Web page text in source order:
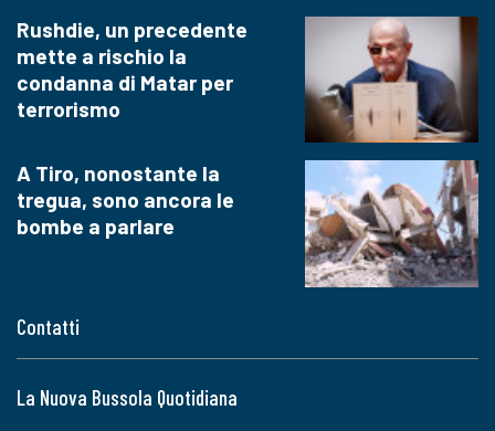
Contatti
La Nuova Bussola Quotidiana
Rushdie, un precedente
mette a rischio la
condanna di Matar per
terrorismo
A Tiro, nonostante la
tregua, sono ancora le
bombe a parlare